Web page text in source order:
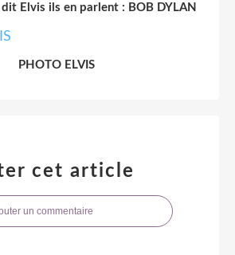
dit Elvis ils en parlent : BOB DYLAN
PHOTO ELVIS
cet article
un commentaire